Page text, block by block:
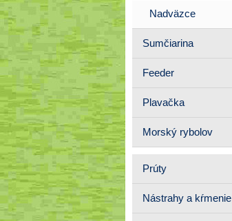
Nadväzce
Sumčiarina
Feeder
Plavačka
Morský rybolov
Prúty
Nástrahy a kŕmenie